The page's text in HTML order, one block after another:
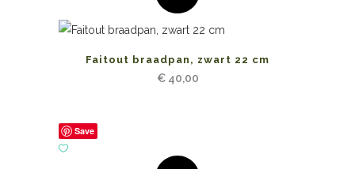
Faitout braadpan, zwart 22 cm
€40,00
Save